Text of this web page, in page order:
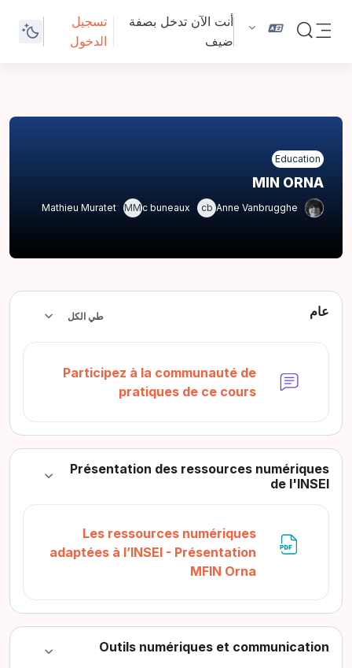
تبديل إدخال البحث
أنت الآن تدخل بصفة
ضيف
تسجيل
الدخول
Education
MIN ORNA
Anne Vanbrugghe
cb
c buneaux
MM
Mathieu Muratet
عام
طي طي الكل
Participez à la communauté de
pratiques de ce cours
Présentation des ressources numériques
de l'INSEI
طي
Les ressources numériques
adaptées à l’INSEI - Présentation
MFIN Orna
Outils numériques et communication
طي